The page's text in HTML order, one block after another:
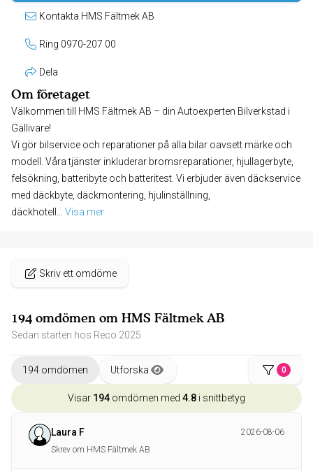
Kontakta HMS Fältmek AB
Ring 0970-207 00
Dela
Om företaget
Välkommen till HMS Fältmek AB – din Autoexperten Bilverkstad i
Gällivare!
Vi gör bilservice och reparationer på alla bilar oavsett märke och
modell. Våra tjänster inkluderar bromsreparationer, hjullagerbyte,
felsökning, batteribyte och batteritest. Vi erbjuder även däckservice
med däckbyte, däckmontering, hjulinställning,
däckhotell
Visa mer
Skriv ett omdöme
194 omdömen om HMS Fältmek AB
Sedan starten hos Reco 2025
194 omdömen Utforska 0
Visar 194 omdömen med 4.8 i snittbetyg
Laura F
2026-08-06
Skrev om HMS Fältmek AB